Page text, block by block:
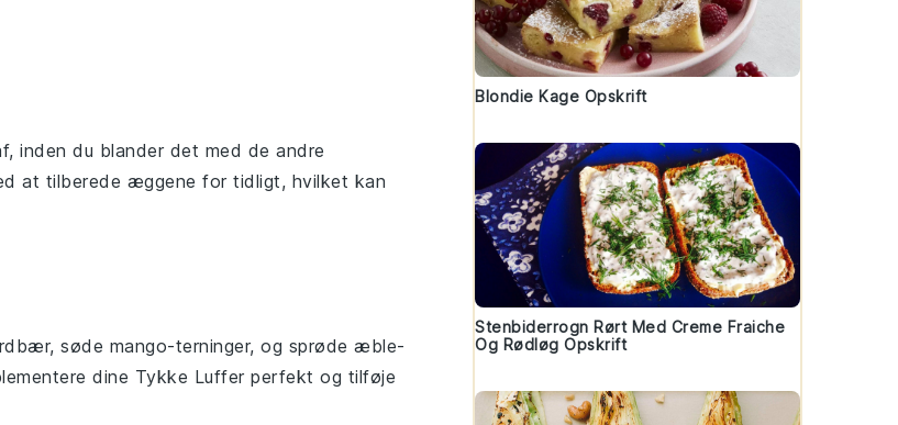
inden du blander det med de andre
at tilberede æggene for tidligt, hvilket kan
, søde mango-terninger, og sprøde æble-
dine Tykke Luffer perfekt og tilføje
Blondie Kage Opskrift
Stenbiderrogn Rørt Med Creme Fraiche
Og Rødløg Opskrift